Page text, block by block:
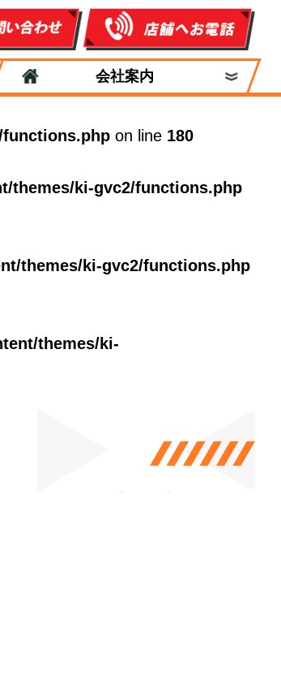
会社案内
on line 180
themes/ki-gvc2/functions.php
themes/ki-gvc2/functions.php
themes/ki-